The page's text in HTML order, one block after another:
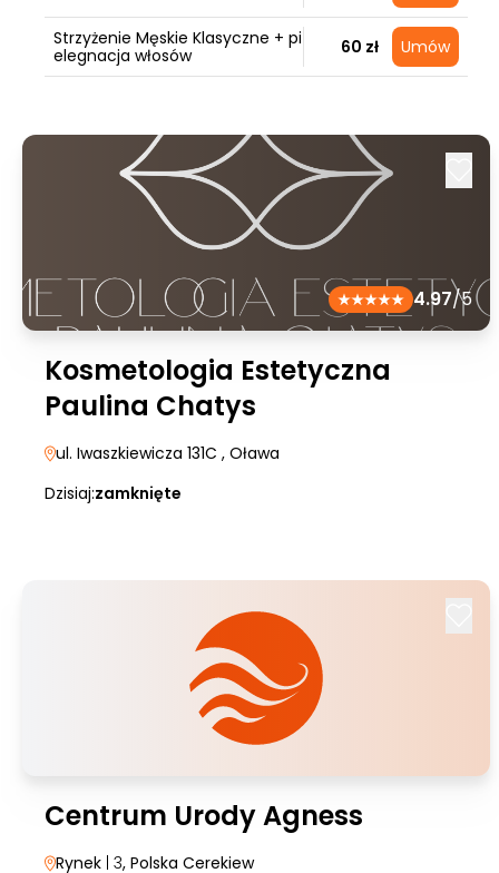
Strzyżenie Męskie Klasyczne + pi
elegnacja włosów
60 zł Umów
4.97/5
Kosmetologia Estetyczna
Paulina Chatys
ul. Iwaszkiewicza 131C , Oława
Dzisiaj:zamknięte
Centrum Urody Agness
Rynek | 3, Polska Cerekiew